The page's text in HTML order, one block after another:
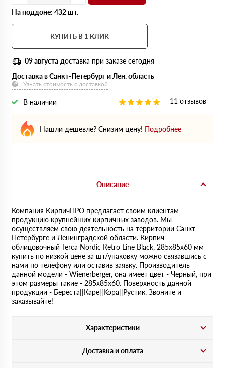
На поддоне: 432 шт.
КУПИТЬ В 1 КЛИК
09 августа доставка при заказе сегодня
Доставка в Санкт-Петербург и Лен. область
Узнать стоимость с доставкой
В наличии 11 отзывов
Нашли дешевле? Снизим цену! Подробнее
Описание
Компания КирпичПРО предлагает своим клиентам
продукцию крупнейших кирпичных заводов. Мы
осуществляем свою деятельность на территории Санкт-
Петербурге и Ленинградской области. Кирпич
облицовочный Terca Nordic Retro Line Black, 285х85х60 мм
купить по низкой цене за шт/упаковку можно связавшись с
нами по телефону или оставив заявку. Производитель
данной модели - Wienerberger, она имеет цвет - Черный, при
этом размеры такие - 285х85х60. Поверхность данной
продукции - Береста||Каре||Кора||Рустик. Звоните и
заказывайте!
Характеристики
Доставка и оплата